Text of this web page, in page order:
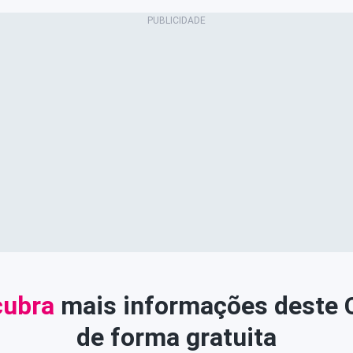
mais informações deste
de forma gratuita